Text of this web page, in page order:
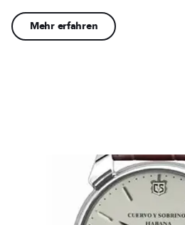
Mehr erfahren